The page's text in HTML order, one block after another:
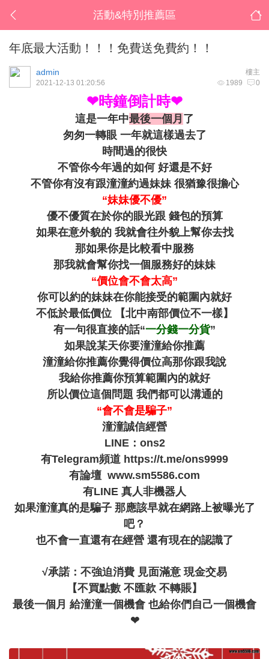
活動&特別推薦區
年底最大活動！！！免費送免費約！！
樓主
admin
1989 0
2021-12-13 01:20:56
❤時鐘倒計時❤
這是一年中最後一個月 了
匆匆一轉眼 一年就這樣過去了
時間過的很快
不管你今年過的如何 好還是不好
不管你有沒有跟潼潼約過妹妹 很猶豫很擔心
“妹妹優不優”
優不優質在於你的眼光跟 錢包的預算
如果在意外貌的 我就會往外貌上幫你去找
那如果你是比較看中服務
那我就會幫你找一個服務好的妹妹
“價位會不會太高”
你可以約的妹妹在你能接受的範圍內就好
不低於最低價位 【北中南部價位不一樣】
有一句很直接的話“一分錢一分貨”
如果說某天你要潼潼給你推薦
潼潼給你推薦你覺得價位高那你跟我說
我給你推薦你預算範圍內的就好
所以價位這個問題 我們都可以溝通的
“會不會是騙子”
潼潼誠信經營
LINE：ons2
有Telegram頻道 https://t.me/ons9999
有論壇 www.sm5586.com
有LINE 真人非機器人
如果潼潼真的是騙子 那應該早就在網路上被曝光了
吧？
也不會一直還有在經營 還有現在的認識了
√承諾：不強迫消費 見面滿意 現金交易
【不買點數 不匯款 不轉賬】
最後一個月 給潼潼一個機會 也給你們自己一個機會
❤